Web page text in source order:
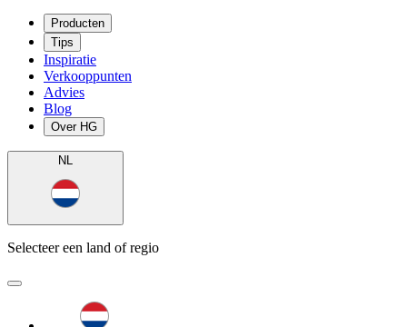
Producten
Tips
Inspiratie
Verkooppunten
Advies
Blog
Over HG
NL
Selecteer een land of regio